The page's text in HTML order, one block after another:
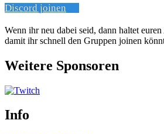
Discord joinen
Wenn ihr neu dabei seid, dann haltet
damit ihr schnell den Gruppen joinen
Weitere Sponsoren
Info